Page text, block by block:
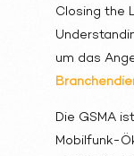
Closing the
um das
Die GSMA
Mobilfunk-